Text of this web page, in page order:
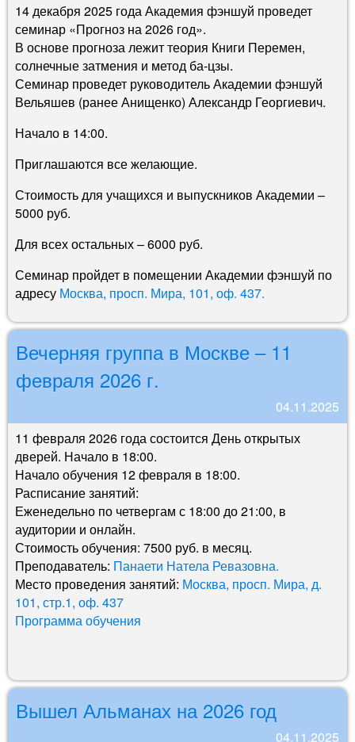
14 декабря 2025 года Академия фэншуй проведет
семинар «Прогноз на 2026 год».
В основе прогноза лежит теория Книги Перемен,
солнечные затмения и метод ба-цзы.
Семинар проведет руководитель Академии фэншуй
Вельяшев (ранее Анищенко) Александр Георгиевич.
Начало в 14:00.
Приглашаются все желающие.
Стоимость для учащихся и выпускников Академии –
5000 руб.
Для всех остальных – 6000 руб.
Семинар пройдет в помещении Академии фэншуй по
адресу Москва, просп. Мира, 101, оф. 437.
Вечерняя группа в Москве – 11
февраля 2026 г.
04.11.2025
11 февраля 2026 года состоится День открытых
дверей. Начало в 18:00.
Начало обучения 12 февраля в 18:00.
Расписание занятий:
Еженедельно по четвергам с 18:00 до 21:00, в
аудитории и онлайн.
Стоимость обучения: 7500 руб. в месяц.
Преподаватель: Панаети Натела Ревазовна.
Место проведения занятий: Москва, просп. Мира, д.
101, стр.1, оф. 437
Программа обучения
Вышел Альманах на 2026 год
04.11.2025